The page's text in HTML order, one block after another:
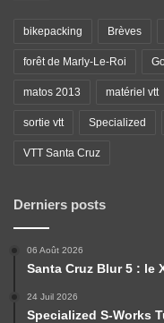
bikepacking Brèves
forêt de Marly-Le-Roi
matos 2013 matériel vtt
sortie vtt Specialized
VTT Santa Cruz
Derniers posts
06 Août 2026
Santa Cruz Blur 5 : le
24 Juil 2026
Specialized S-Works